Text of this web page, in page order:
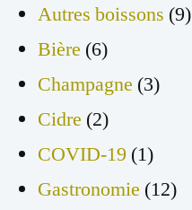
Autres boissons (9)
Bière (6)
Champagne (3)
Cidre (2)
COVID-19 (1)
Gastronomie (12)